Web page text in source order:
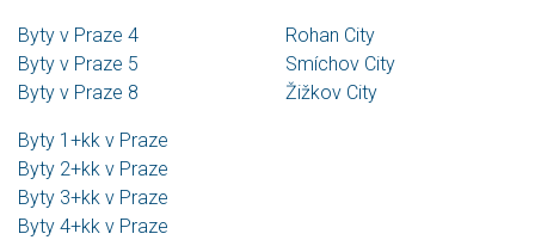
Rohan City
Smíchov City
Žižkov City
Byty v Praze 4
Byty v Praze 5
Byty v Praze 8
Byty 1+kk v Praze
Byty 2+kk v Praze
Byty 3+kk v Praze
Byty 4+kk v Praze